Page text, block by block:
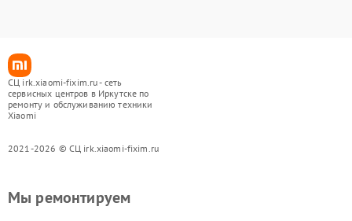
СЦ irk.xiaomi-fixim.ru - сеть
сервисных центров в Иркутске по
ремонту и обслуживанию техники
Xiaomi
2021-2026 © СЦ irk.xiaomi-fixim.ru
Мы ремонтируем